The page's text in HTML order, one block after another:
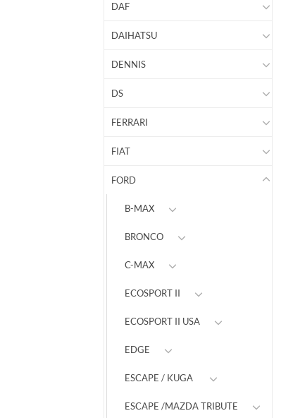
DAF
DAIHATSU
DENNIS
DS
FERRARI
FIAT
FORD
B-MAX
BRONCO
C-MAX
ECOSPORT II
ECOSPORT II USA
EDGE
ESCAPE / KUGA
ESCAPE /MAZDA TRIBUTE